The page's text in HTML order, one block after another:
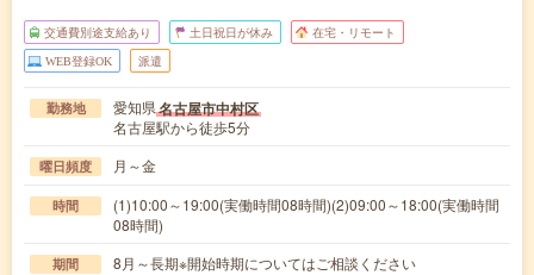
交通費別途支給あり 土日祝日が休み 在宅・リモート
WEB登録OK 派遣
勤務地 愛知県名古屋市中村区
名古屋駅から徒歩5分
曜日頻度 月～金
時間
(1)10:00～19:00(実働時間08時間)(2)09:00～18:00(実働時間
08時間)
期間 8月～長期※開始時期についてはご相談ください